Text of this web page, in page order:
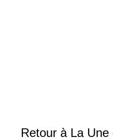
Retour à La Une